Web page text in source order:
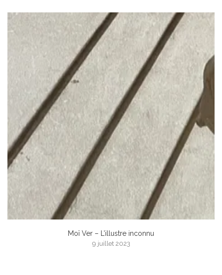
Moï Ver – L’illustre inconnu
9 juillet 2023